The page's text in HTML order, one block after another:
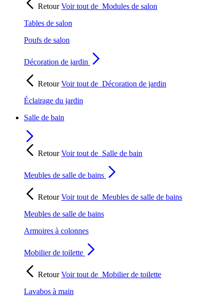
RetourVoir tout de Modules de salon
Tables de salon
Poufs de salon
Décoration de jardin
RetourVoir tout de Décoration de jardin
Éclairage du jardin
Salle de bain
RetourVoir tout de Salle de bain
Meubles de salle de bains
RetourVoir tout de Meubles de salle de bains
Meubles de salle de bains
Armoires à colonnes
Mobilier de toilette
RetourVoir tout de Mobilier de toilette
Lavabos à main